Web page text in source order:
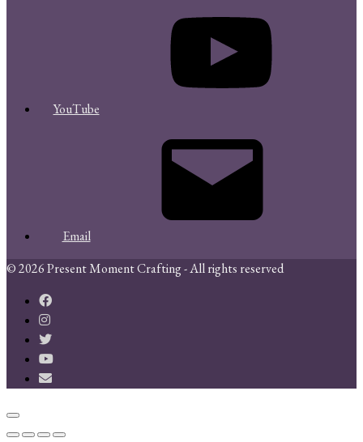
YouTube
Email
© 2026 Present Moment Crafting - All rights reserved